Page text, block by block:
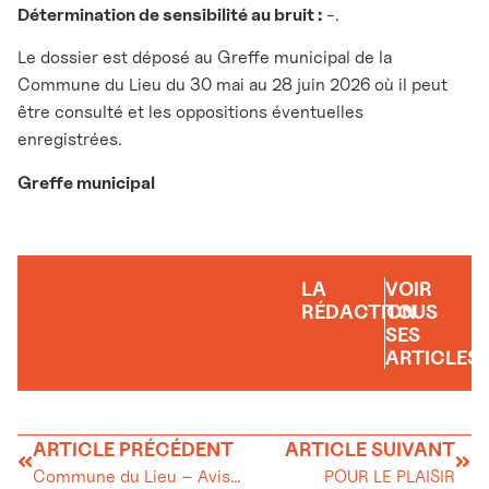
Détermination de sensibilité au bruit : -.
Le dossier est déposé au Greffe municipal de la
Commune du Lieu du 30 mai au 28 juin 2026 où il peut
être consulté et les oppositions éventuelles
enregistrées.
Greffe municipal
LA
RÉDACTION
VOIR
TOUS
SES
ARTICLES
ARTICLE PRÉCÉDENT
Commune du Lieu – Avis d’enquête
ARTICLE SUIVANT
POUR LE PLAISIR